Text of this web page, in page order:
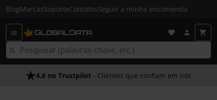
BlogMarcasSuporteContatosSeguir a minha encomenda
4.8 no Trustpilot - Clientes que confiam em nós